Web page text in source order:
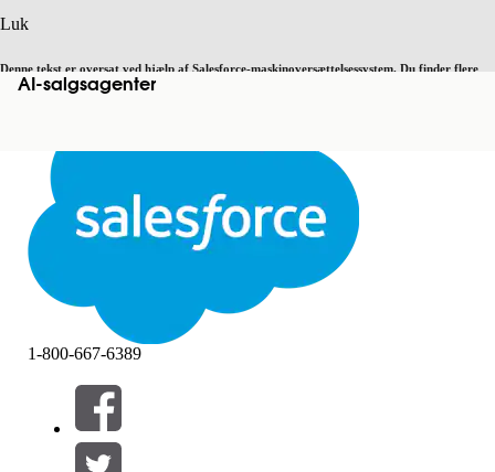
Luk
Denne tekst er oversat ved hjælp af Salesforce-maskinoversættelsessystem. Du finder flere
detaljerher Skift til engelsk
Luk
AI-salgsagenter
Filtre (0)
VÆLG FILTRE
1-800-667-6389